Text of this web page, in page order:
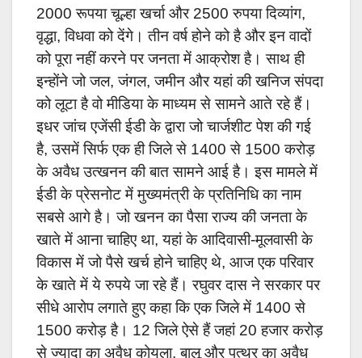
2000 रूपया चूल्हा खर्चा और 2500 रुपया दिव्यांग,
वृद्धा, विधवा को देंगे। तीन वर्ष होने को है और इन वादों
को पूरा नहीं करने पर जनता में आक्रोश है। साथ ही
इन्होंने जो जल, जंगल, जमीन और यहां की खनिज संपदा
को लूटा है वो मीडिया के माध्यम से सामने आते रहे हैं।
इधर जांच एजेंसी ईडी के द्वारा जो चार्जशीट पेश की गई
है, उसमें सिर्फ एक ही जिले से 1400 से 1500 करोड़
के अवैध उत्खनन की बात सामने आई है। इस मामले में
ईडी के प्रेसनोट में मुख्यमंत्री के प्रतिनिधि का नाम
सबसे आगे है। जो खनन का पैसा राज्य की जनता के
खाते में आना चाहिए था, यहां के आदिवासी-मूलवासी के
विकास में जो पैसे खर्च होने चाहिए थे, आज एक परिवार
के खाते में ये रुपये जा रहे हैं। रघुवर दास ने सरकार पर
सीधे आरोप लगाते हुए कहा कि एक जिले में 1400 से
1500 करोड़ है। 12 जिले ऐसे हैं जहां 20 हजार करोड़
से ज्यादा का अवैध कोयला, बालू और पत्थर का अवैध